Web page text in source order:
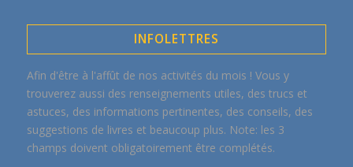
INFOLETTRES
Afin d'être à l'affût de nos activités du mois ! Vous y
trouverez aussi des renseignements utiles, des trucs et
astuces, des informations pertinentes, des conseils, des
suggestions de livres et beaucoup plus. Note: les 3
champs doivent obligatoirement être complétés.